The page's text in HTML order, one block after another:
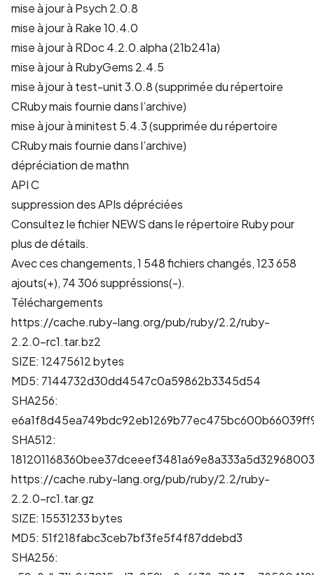
mise à jour à Psych 2.0.8
mise à jour à Rake 10.4.0
mise à jour à RDoc 4.2.0.alpha (21b241a)
mise à jour à RubyGems 2.4.5
mise à jour à test-unit 3.0.8 (supprimée du répertoire
CRuby mais fournie dans l’archive)
mise à jour à minitest 5.4.3 (supprimée du répertoire
CRuby mais fournie dans l’archive)
dépréciation de mathn
API C
suppression des APIs dépréciées
Consultez le fichierNEWS dans le répertoire Rubypour
plus de détails.
Avec ces changements, 1 548 fichiers changés, 123 658
ajouts(+), 74 306 suppréssions(-).
Téléchargements
https://cache.ruby-lang.org/pub/ruby/2.2/ruby-
2.2.0-rc1.tar.bz2
SIZE: 12475612 bytes
MD5: 7144732d30dd4547c0a59862b3345d54
SHA256:
SHA512:
https://cache.ruby-lang.org/pub/ruby/2.2/ruby-
2.2.0-rc1.tar.gz
SIZE: 15531233 bytes
MD5: 51f218fabc3ceb7bf3fe5f4f87ddebd3
SHA256: